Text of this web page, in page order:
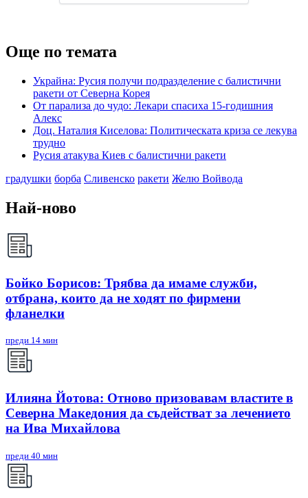
Още по темата
Украйна: Русия получи подразделение с балистични
ракети от Северна Корея
От парализа до чудо: Лекари спасиха 15-годишния
Алекс
Доц. Наталия Киселова: Политическата криза се лекува
трудно
Русия атакува Киев с балистични ракети
градушки борба Сливенско ракети Желю Войвода
Най-ново
Бойко Борисов: Трябва да имаме служби,
отбрана, които да не ходят по фирмени
фланелки
преди 14 мин
Илияна Йотова: Отново призовавам властите в
Северна Македония да съдействат за лечението
на Ива Михайлова
преди 40 мин